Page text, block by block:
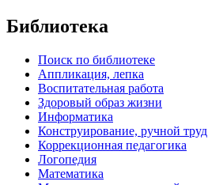
Библиотека
Поиск по библиотеке
Аппликация, лепка
Воспитательная работа
Здоровый образ жизни
Информатика
Конструирование, ручной труд
Коррекционная педагогика
Логопедия
Математика